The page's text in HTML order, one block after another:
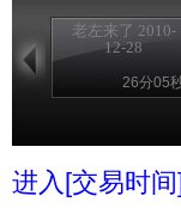
老左来了 2010-
12-28
26分05
进入[交易时